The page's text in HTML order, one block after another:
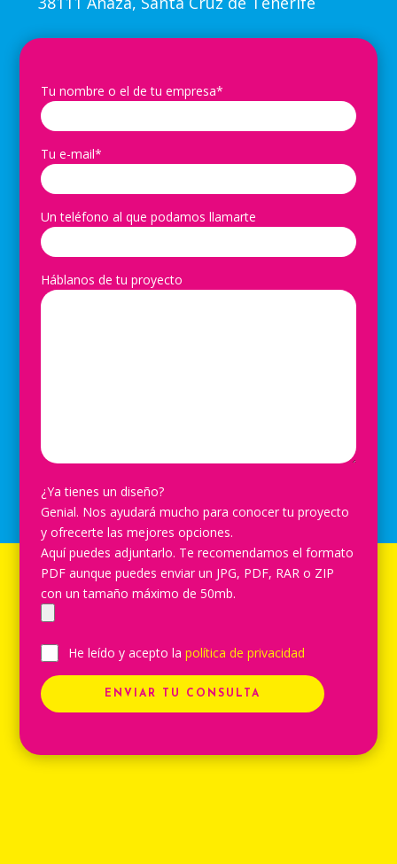
Tu nombre o el de tu empresa*
Tu e-mail*
Un teléfono al que podamos llamarte
Háblanos de tu proyecto
¿Ya tienes un diseño?
Genial. Nos ayudará mucho para conocer tu proyecto
y ofrecerte las mejores opciones.
Aquí puedes adjuntarlo. Te recomendamos el formato
PDF aunque puedes enviar un JPG, PDF, RAR o ZIP
con un tamaño máximo de 50mb.
He leído y acepto lapolítica de privacidad